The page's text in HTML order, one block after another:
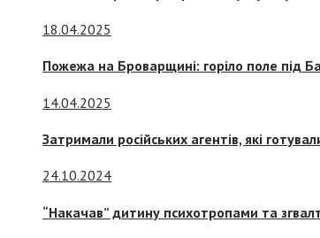
18.04.2025
Пожежа на Броварщині: горіло поле під
14.04.2025
Затримали російських агентів, які
24.10.2024
“Накачав” дитину психотропами та